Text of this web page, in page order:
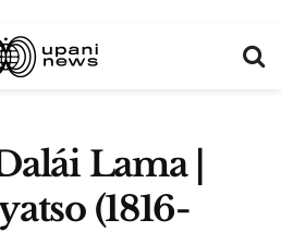
Lama |
(1816-